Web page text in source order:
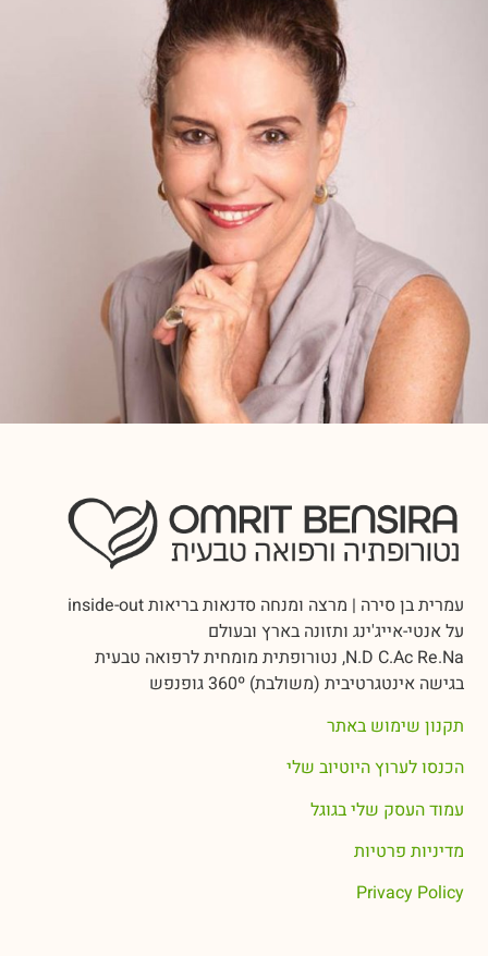
עמרית בן סירה | מרצה ומנחה סדנאות בריאות inside-out
על אנטי-אייג'ינג ותזונה בארץ ובעולם
N.D C.Ac Re.Na, נטורופתית מומחית לרפואה טבעית
בגישה אינטגרטיבית (משולבת) 360º גופנפש
תקנון שימוש באתר
הכנסו לערוץ היוטיוב שלי
עמוד העסק שלי בגוגל
מדיניות פרטיות
Privacy Policy